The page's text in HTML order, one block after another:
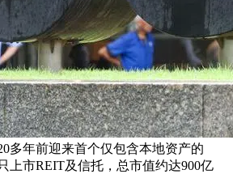
多年前迎来首个仅包含本地资产的
上市REIT及信托，总市值约达900亿